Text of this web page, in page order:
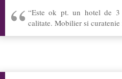
Este ok pt. un hotel de
calitate. Mobilier si